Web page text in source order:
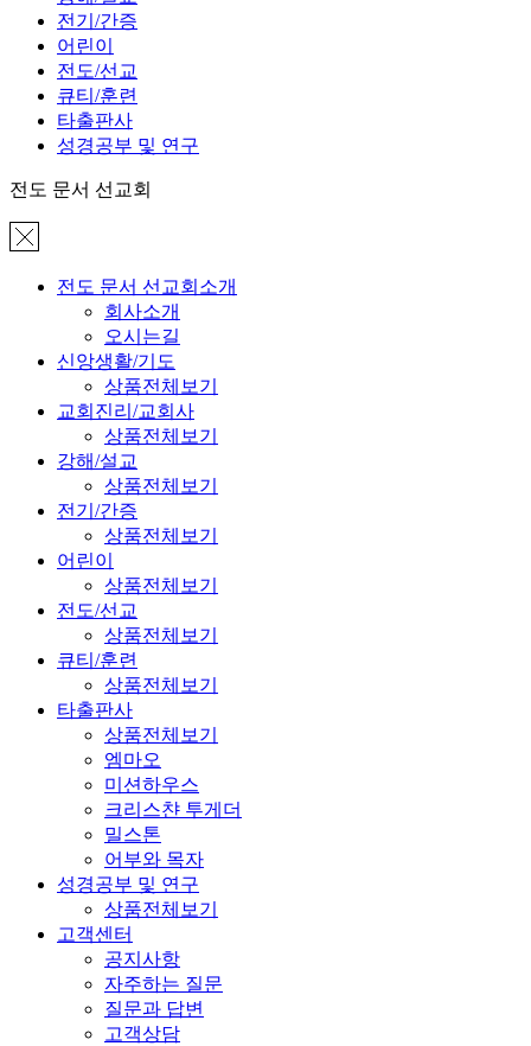
전기/간증
어린이
전도/선교
큐티/훈련
타출판사
성경공부 및 연구
전도 문서 선교회
전도 문서 선교회소개
회사소개
오시는길
신앙생활/기도
상품전체보기
교회진리/교회사
상품전체보기
강해/설교
상품전체보기
전기/간증
상품전체보기
어린이
상품전체보기
전도/선교
상품전체보기
큐티/훈련
상품전체보기
타출판사
상품전체보기
엠마오
미션하우스
크리스챤 투게더
밀스톤
어부와 목자
성경공부 및 연구
상품전체보기
고객센터
공지사항
자주하는 질문
질문과 답변
고객상담